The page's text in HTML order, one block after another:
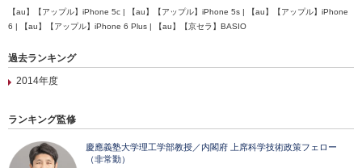
【au】【アップル】iPhone 5c | 【au】【アップル】iPhone 5s | 【au】【アップル】iPhone
6 | 【au】【アップル】iPhone 6 Plus | 【au】【京セラ】BASIO
過去ランキング
2014年度
ランキング監修
慶應義塾大学理工学部教授／内閣府 上席科学技術政策フェロー
（非常勤）